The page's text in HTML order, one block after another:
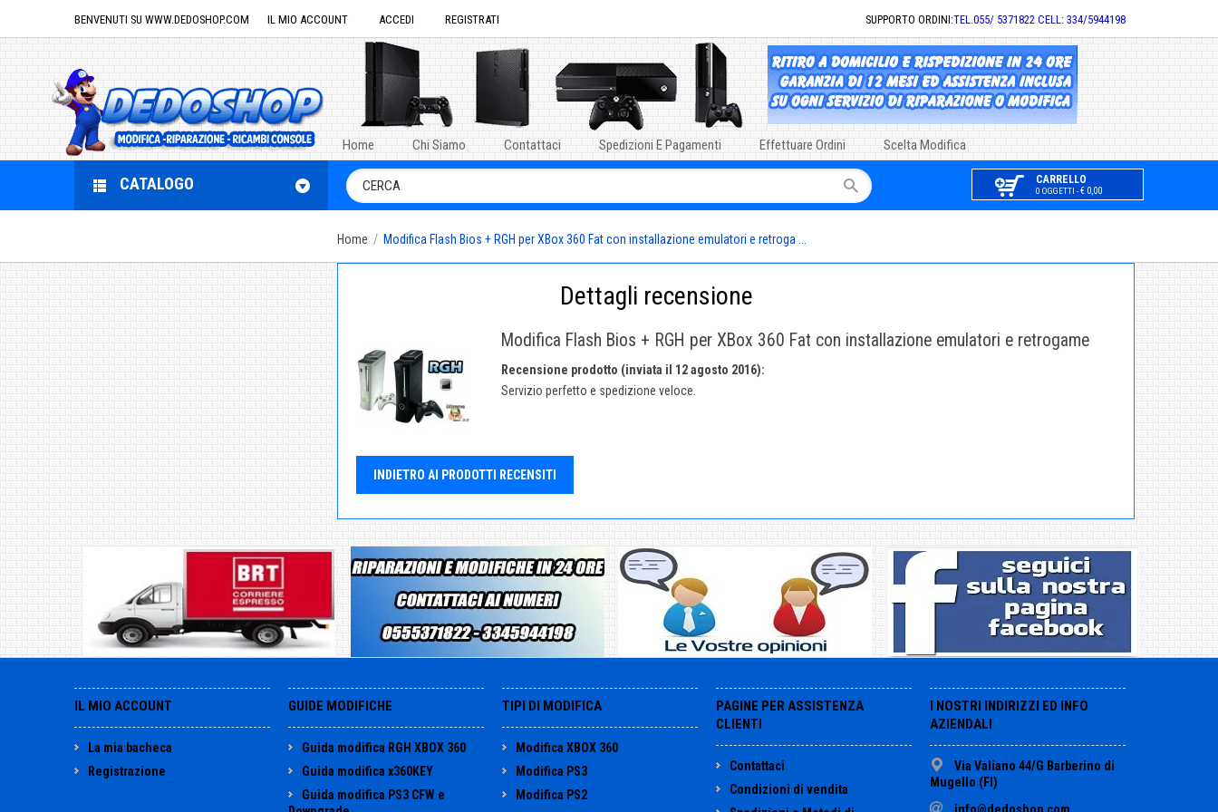
BENVENUTI SU WWW.DEDOSHOP.COM IL MIO ACCOUNT ACCEDI REGISTRATI SUPPORTO ORDINI:TEL.055/ 5371822 CELL: 334/5944198
Home Chi Siamo Contattaci Spedizioni E Pagamenti Effettuare Ordini Scelta Modifica
CARRELLO
0 OGGETTI -€ 0,00
CATALOGO
Home / Modifica Flash Bios + RGH per XBox 360 Fat con installazione emulatori e retroga ...
Dettagli recensione
Modifica Flash Bios + RGH per XBox 360 Fat con installazione emulatori e retrogame
Recensione prodotto (inviata il 12 agosto 2016):
Servizio perfetto e spedizione veloce.
INDIETRO AI PRODOTTI RECENSITI
IL MIO ACCOUNT
La mia bacheca
Registrazione
GUIDE MODIFICHE
Guida modifica RGH XBOX 360
Guida modifica x360KEY
Guida modifica PS3 CFW e
TIPI DI MODIFICA
Modifica XBOX 360
Modifica PS3
Modifica PS2
PAGINE PER ASSISTENZA
CLIENTI
Contattaci
Condizioni di vendita
I NOSTRI INDIRIZZI ED INFO
AZIENDALI
Via Valiano 44/G Barberino di
Mugello (FI)